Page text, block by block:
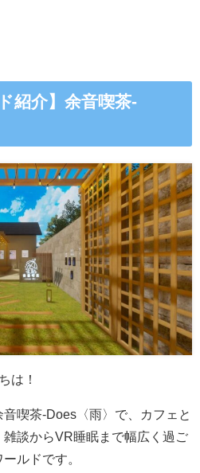
紹介】余音喫茶-
は！
喫茶-Does〈雨〉で、カフェと
談からVR睡眠まで幅広く過ご
ルドです。